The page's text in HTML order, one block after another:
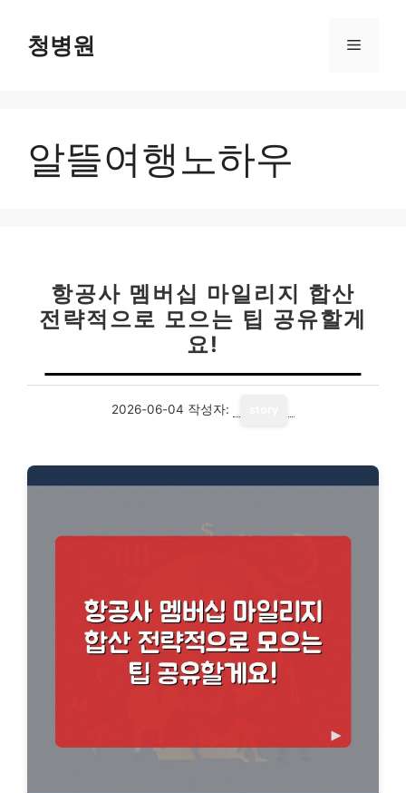
청병원 메
알뜰여행노하우
항공사 멤버십 마일리지 합산
전략적으로 모으는 팁 공유할게
요!
2026-06-04 작성자: